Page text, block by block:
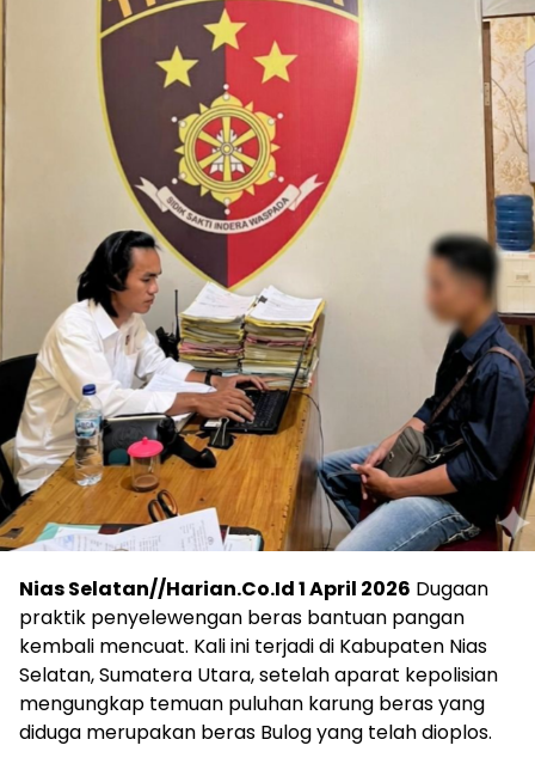
Nias Selatan//Harian.Co.Id 1 April 2026 Dugaan
praktik penyelewengan beras bantuan pangan
kembali mencuat. Kali ini terjadi di Kabupaten Nias
Selatan, Sumatera Utara, setelah aparat kepolisian
mengungkap temuan puluhan karung beras yang
diduga merupakan beras Bulog yang telah dioplos.